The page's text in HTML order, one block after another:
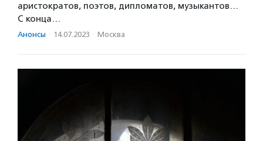
аристократов, поэтов, дипломатов, музыкантов…
С конца…
Анонсы · 14.07.2023 · Москва